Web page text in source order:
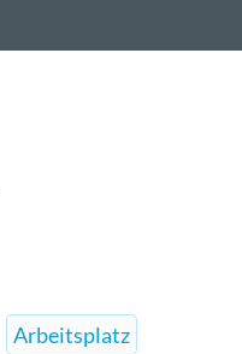
Arbeitsplatz